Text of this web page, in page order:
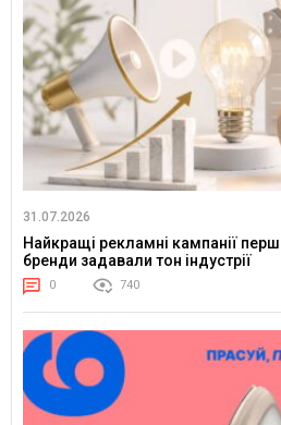
31.07.2026
Найкращі рекламні кампанії
бренди задавали тон індустрії
0 740